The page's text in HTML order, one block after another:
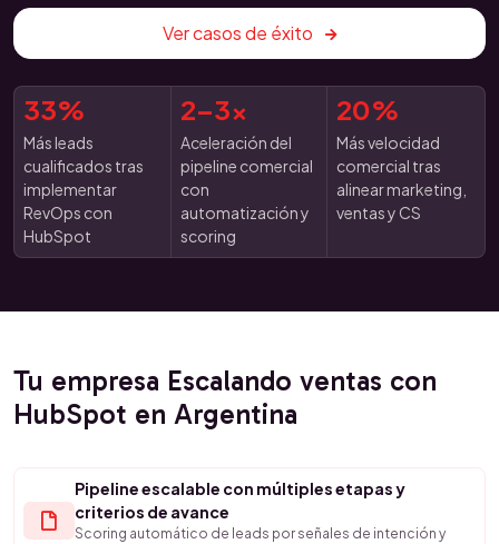
Ver casos de éxito
33%
Más leads
cualificados tras
implementar
RevOps con
HubSpot
2–3x
Aceleración del
pipeline comercial
con
automatización y
scoring
20%
Más velocidad
comercial tras
alinear marketing,
ventas y CS
Tu empresa Escalando ventas con
HubSpot en Argentina
Pipeline escalable con múltiples etapas y
criterios de avance
Scoring automático de leads por señales de intención y